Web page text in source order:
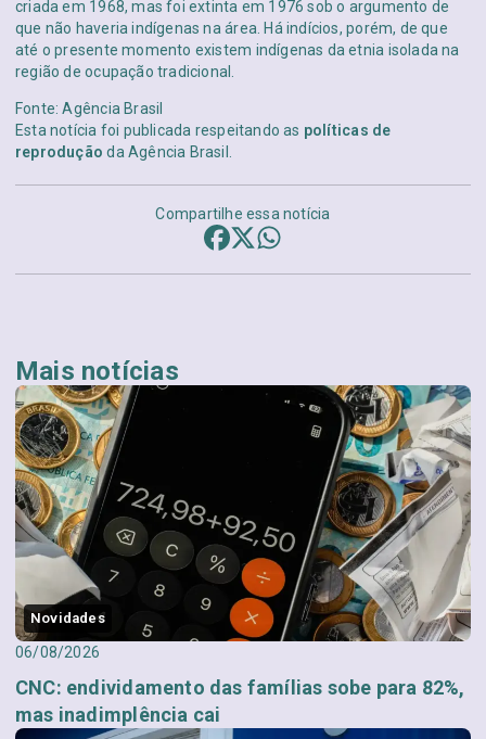
criada em 1968, mas foi extinta em 1976 sob o argumento de
que não haveria indígenas na área. Há indícios, porém, de que
até o presente momento existem indígenas da etnia isolada na
região de ocupação tradicional.
Fonte: Agência Brasil
Esta notícia foi publicada respeitando as políticas de
reprodução da Agência Brasil.
Compartilhe essa notícia
Mais notícias
Novidades
06/08/2026
CNC: endividamento das famílias sobe para 82%,
mas inadimplência cai